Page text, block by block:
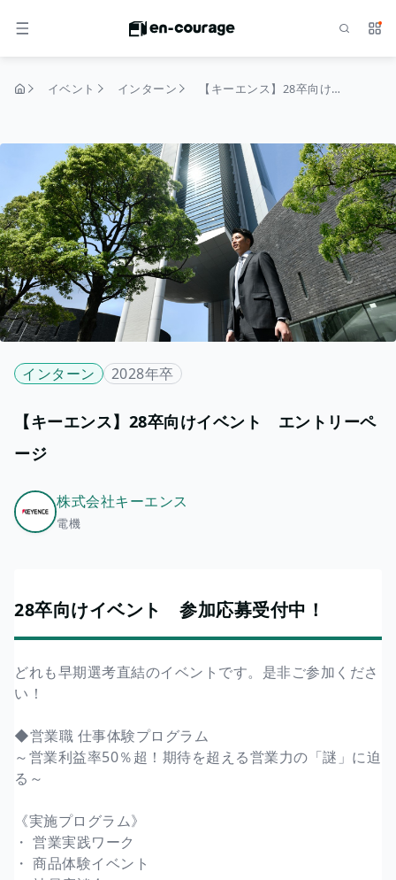
メニュー サ
イベント インターン 【キーエンス】28卒向けイベント エントリーページ
インターン 2028年卒
【キーエンス】28卒向けイベント エントリーペ
ージ
株式会社キーエンス
電機
28卒向けイベント 参加応募受付中！
どれも早期選考直結のイベントです。是非ご参加くださ
い！
◆営業職 仕事体験プログラム
～営業利益率50％超！期待を超える営業力の「謎」に迫
る～
《実施プログラム》
・ 営業実践ワーク
・ 商品体験イベント